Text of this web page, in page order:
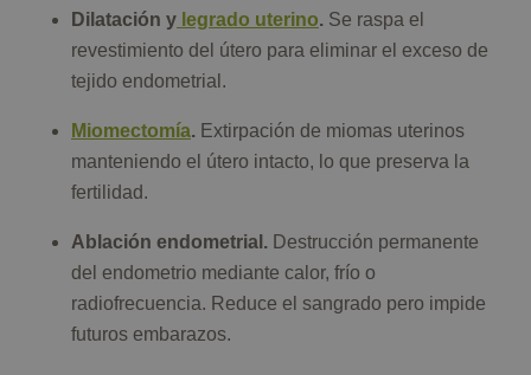
Dilatación y legrado uterino. Se raspa el
revestimiento del útero para eliminar el exceso de
tejido endometrial.
Miomectomía. Extirpación de miomas uterinos
manteniendo el útero intacto, lo que preserva la
fertilidad.
Ablación endometrial. Destrucción permanente
del endometrio mediante calor, frío o
radiofrecuencia. Reduce el sangrado pero impide
futuros embarazos.